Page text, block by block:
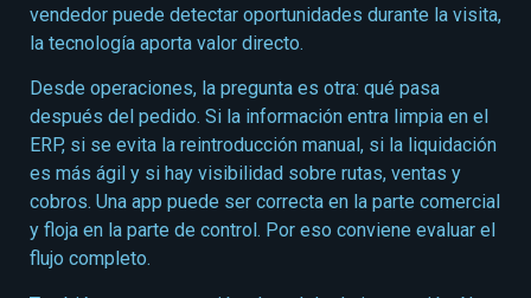
vendedor puede detectar oportunidades durante la visita,
la tecnología aporta valor directo.
Desde operaciones, la pregunta es otra: qué pasa
después del pedido. Si la información entra limpia en el
ERP, si se evita la reintroducción manual, si la liquidación
es más ágil y si hay visibilidad sobre rutas, ventas y
cobros. Una app puede ser correcta en la parte comercial
y floja en la parte de control. Por eso conviene evaluar el
flujo completo.